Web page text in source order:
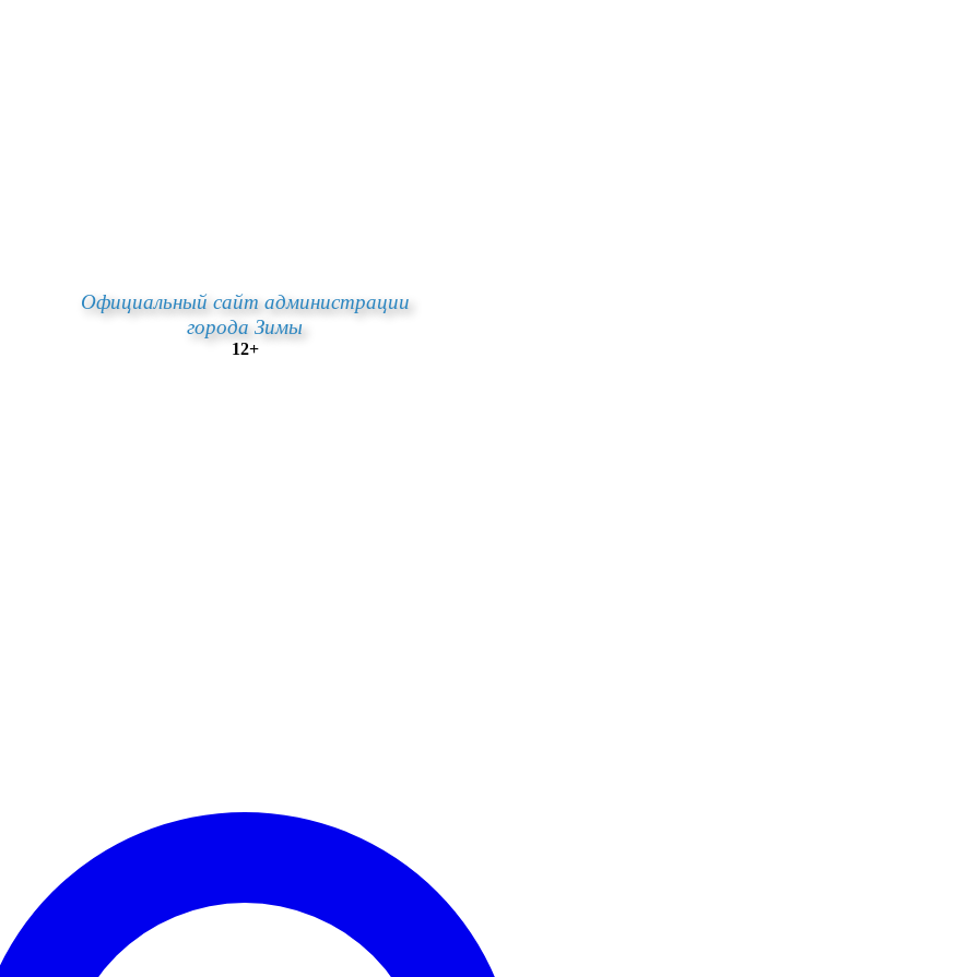
Официальный сайт администрации
города Зимы
12+